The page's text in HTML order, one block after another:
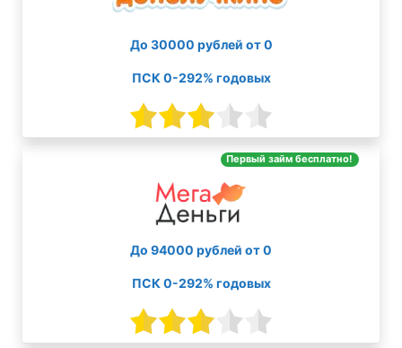
До 30000 рублей от 0
ПСК 0-292% годовых
Первый займ бесплатно!
До 94000 рублей от 0
ПСК 0-292% годовых